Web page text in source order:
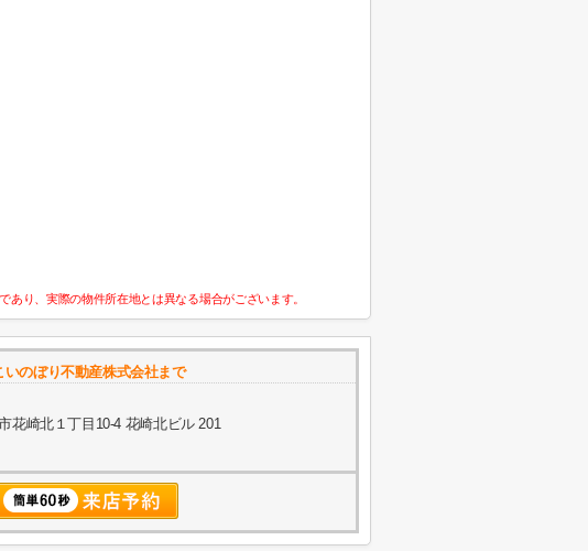
り、実際の物件所在地とは異なる場合がございます。
いのぼり不動産株式会社まで
花崎北１丁目10-4 花崎北ビル 201